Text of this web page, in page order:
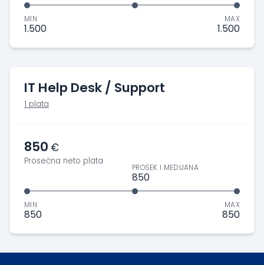
MIN
1.500
MAX
1.500
IT Help Desk / Support
1 plata
850 €
Prosečna neto plata
MIN
850
PROSEK I MEDIJANA
850
MAX
850